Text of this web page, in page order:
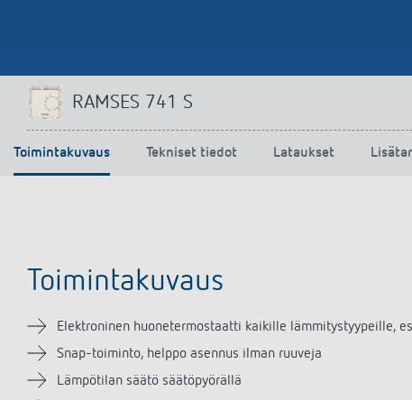
RAMSES 741 S
Toimintakuvaus Tekniset tiedot Lataukset
Toimintakuvaus
Elektroninen huonetermostaatti kaikille lämmitystyypeille,
Snap-toiminto, helppo asennus ilman ruuveja
Lämpötilan säätö säätöpyörällä